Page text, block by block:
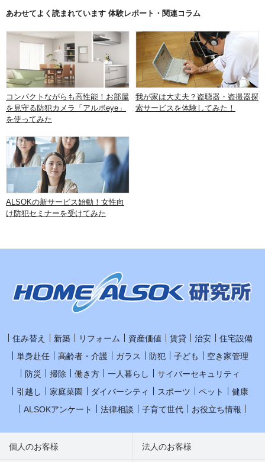
あわせてよく読まれています 体験レポート・関連コラム
コンパクトながらも高性能！お部屋
を見守る防犯カメラ「アルボeye」
を使ってみた
我が家は大丈夫？盗聴器・盗撮器探
索サービスを体験してみた！
ALSOKの新サービス始動！女性向
け防犯セミナーを受けてみた
住み替え 新築 リフォーム 資産価値 賃貸 治安
住宅設備
単身赴任
高齢者・介護 ガラス 防犯 子ども
空き家管理
防災
掃除 働き方 一人暮らし
サイバーセキュリティ
引越し
家庭菜園 ダイバーシティ スポーツ ペット
健康
ALSOKアンケート
法律相談 子育て世代 お役立ち情報
個人のお客様 法人のお客様